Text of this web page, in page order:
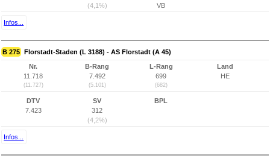
(4,1%)
VB
Infos...
B 275 Florstadt-Staden (L 3188) - AS Florstadt (A 45)
Nr.
11.718
(11.727)
B-Rang
7.492
(5.101)
L-Rang
699
(682)
Land
HE
DTV
7.423
SV
312
(4,2%)
BPL
Infos...